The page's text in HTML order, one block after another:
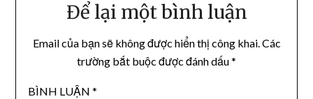
Để lại một bình luận
Email của bạn sẽ không được hiển thị công khai.Các
trường bắt buộc được đánh dấu*
BÌNH LUẬN *